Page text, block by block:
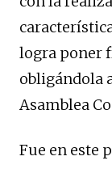
logra poner
obligándola
Asamblea
Fue en este